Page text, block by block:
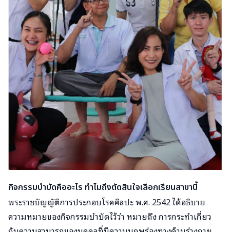
กิจกรรมบำบัดคืออะไร ทำไมถึงตัดสินใจเลือกเรียนสาขานี้
พระราชบัญญัติการประกอบโรคศิลปะ พ.ศ. 2542 ได้อธิบาย
ความหมายของกิจกรรมบําบัดไว้ว่า หมายถึง การกระทําเกี่ยว